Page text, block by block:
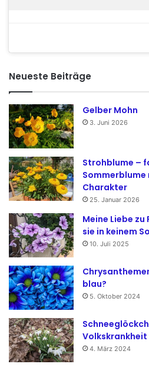
Neueste Beiträge
Gelber Mohn
3. Juni 2026
Strohblume –
Charakter
25. Januar 2026
Meine Liebe
sie in keinem
10. Juli 2025
blau?
5. Oktober 2024
Volkskrankheit
4. März 2024